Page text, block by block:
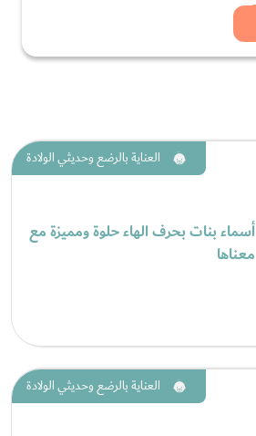
العناية بالرضع وحديثي الولادة
أسماء بنات بحرف الهاء حلوة ومميزة مع
معناها
العناية بالرضع وحديثي الولادة